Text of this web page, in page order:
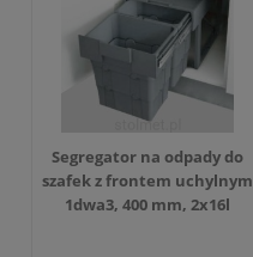
Segregator na odpady do
szafek z frontem uchylnym
1dwa3, 400 mm, 2x16l